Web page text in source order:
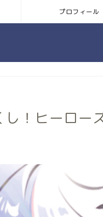
プロフィール
し！ヒーロ